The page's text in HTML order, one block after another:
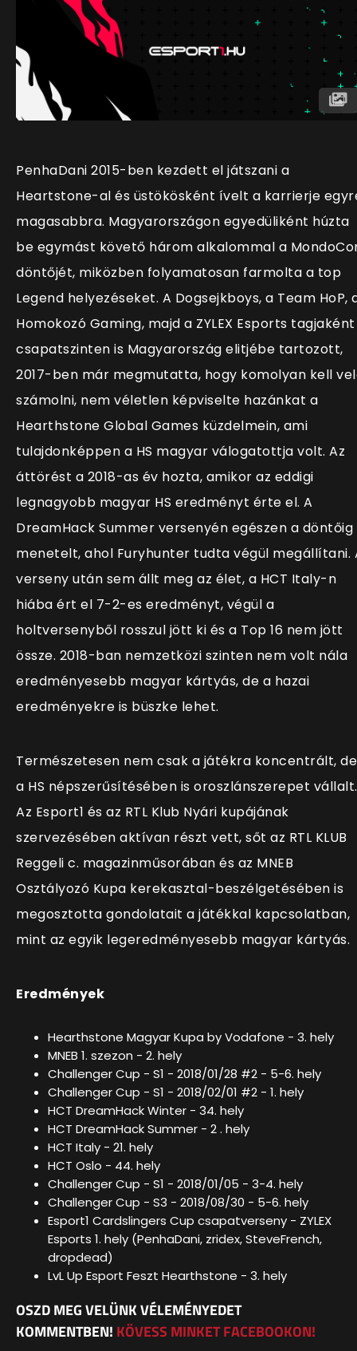
PenhaDani 2015-ben kezdett el játszani a
Heartstone-al és üstökösként ívelt a karrierje
magasabbra. Magyarországon egyedüliként húzta
be egymást követő három alkalommal a
döntőjét, miközben folyamatosan farmolta a top
Legend helyezéseket. A Dogsejkboys, a Team HoP,
Homokozó Gaming, majd a ZYLEX Esports tagjaként
csapatszinten is Magyarország elitjébe tartozott,
2017-ben már megmutatta, hogy komolyan kell
számolni, nem véletlen képviselte hazánkat a
Hearthstone Global Games küzdelmein, ami
tulajdonképpen a HS magyar válogatottja volt. Az
áttörést a 2018-as év hozta, amikor az eddigi
legnagyobb magyar HS eredményt érte el. A
DreamHack Summer versenyén egészen a döntőig
menetelt, ahol Furyhunter tudta végül megállítani.
verseny után sem állt meg az élet, a HCT Italy-n
hiába ért el 7-2-es eredményt, végül a
holtversenyből rosszul jött ki és a Top 16 nem jött
össze. 2018-ban nemzetközi szinten nem volt nála
eredményesebb magyar kártyás, de a hazai
eredményekre is büszke lehet.
Természetesen nem csak a játékra koncentrált, de
a HS népszerűsítésében is oroszlánszerepet vállalt.
Az Esport1 és az RTL Klub Nyári kupájának
szervezésében aktívan részt vett, sőt az RTL KLUB
Reggeli c. magazinműsorában és az MNEB
Osztályozó Kupa kerekasztal-beszélgetésében is
megosztotta gondolatait a játékkal kapcsolatban,
mint az egyik legeredményesebb magyar kártyás.
Eredmények
Hearthstone Magyar Kupa by Vodafone - 3. hely
MNEB 1. szezon - 2. hely
Challenger Cup - S1 - 2018/01/28 #2 - 5-6. hely
Challenger Cup - S1 - 2018/02/01 #2 - 1. hely
HCT DreamHack Winter - 34. hely
HCT DreamHack Summer - 2 . hely
HCT Italy - 21. hely
HCT Oslo - 44. hely
Challenger Cup - S1 - 2018/01/05 - 3-4. hely
Challenger Cup - S3 - 2018/08/30 - 5-6. hely
Esport1 Cardslingers Cup csapatverseny - ZYLEX
Esports 1. hely (PenhaDani, zridex, SteveFrench,
dropdead)
LvL Up Esport Feszt Hearthstone - 3. hely
OSZD MEG VELÜNK VÉLEMÉNYEDET
KOMMENTBEN! KÖVESS MINKET FACEBOOKON!